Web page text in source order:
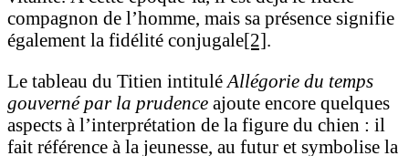
compagnon de l’homme, mais sa présence signifie
également la fidélité conjugale[2].
Le tableau du Titien intitulé Allégorie du temps
gouverné par la prudence ajoute encore quelques
aspects à l’interprétation de la figure du chien : il
fait référence à la jeunesse, au futur et symbolise la